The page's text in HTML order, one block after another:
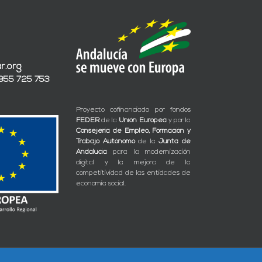
725 753
Proyecto cofinanciado por fondos
FEDERde la Unión Europeay por la
Consejería de Empleo, Formación y
Trabajo Autónomode laJunta de
Andalucía para la modernización
digital y la mejora de la
competitividad de las entidades de
economía social.